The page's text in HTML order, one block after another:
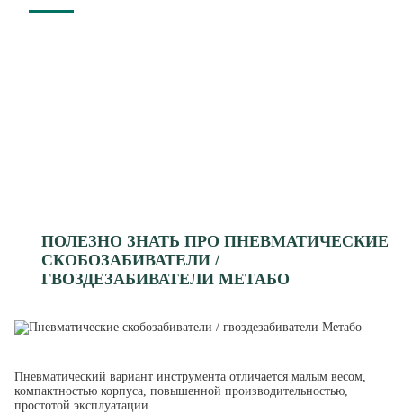
ПОЛЕЗНО ЗНАТЬ ПРО ПНЕВМАТИЧЕСКИЕ
СКОБОЗАБИВАТЕЛИ /
ГВОЗДЕЗАБИВАТЕЛИ МЕТАБО
Пневматический вариант инструмента отличается малым весом,
компактностью корпуса, повышенной производительностью,
простотой эксплуатации.